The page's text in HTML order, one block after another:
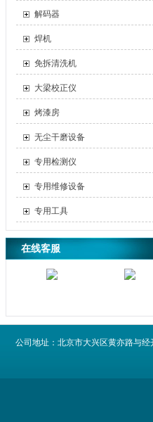
解码器
焊机
免拆清洗机
大梁校正仪
烤漆房
无尘干磨设备
专用检测仪
专用维修设备
专用工具
在线客服
公司地址：北京市大兴区黄亦路与